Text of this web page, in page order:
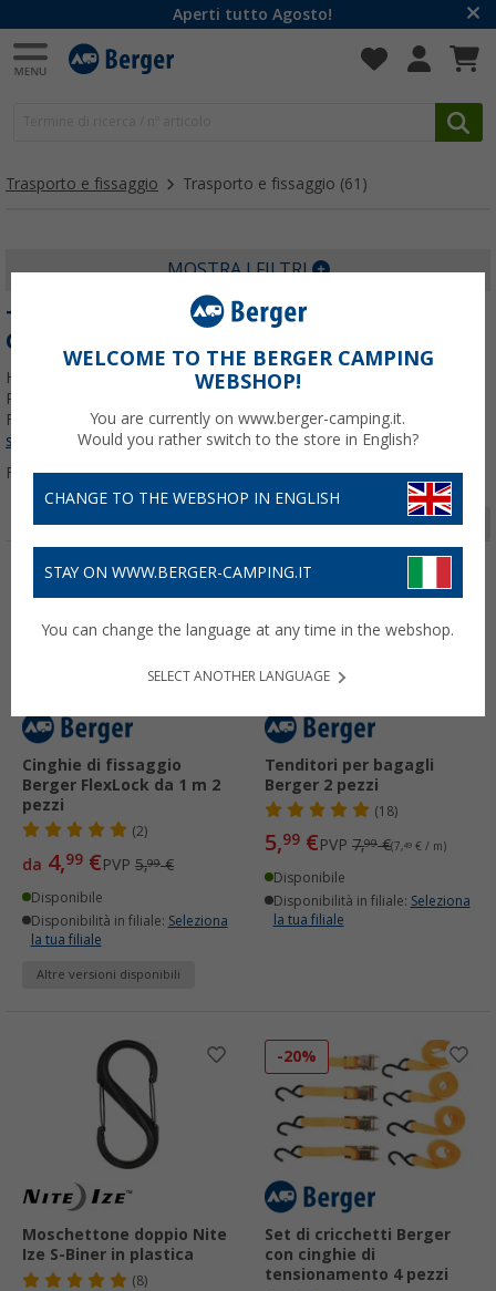
Aperti tutto Agosto!
Trasporto e fissaggio Trasporto e fissaggio (61)
MOSTRA I FILTRI
TRASPORTO E FISSAGGIO PER IL
CAMPEGGIO
Hier findest du Spanngurte, Gepäckspanner, Karabiner, Anti-
Rutschmatten und weiteres Transportzubehör zum Befestigen,
Fixieren und Transportieren deiner Campingausrüstung.
saperne di più suTrasporto e fissaggio ...
Filtrare per:
Pagina 1 da 3
Cinghie di fissaggio
Berger FlexLock da 1 m 2
pezzi
(2)
da 4,99 €PVP 5,99€
Disponibile
Disponibilità in filiale: Seleziona
la tua filiale
Altre versioni disponibili
Tenditori per bagagli
Berger 2 pezzi
(18)
5,99 €PVP 7,99€(7,49 € / m)
Disponibile
Disponibilità in filiale: Seleziona
la tua filiale
Moschettone doppio Nite
Ize S-Biner in plastica
(8)
-20%
Set di cricchetti Berger
con cinghie di
tensionamento 4 pezzi
WELCOME TO THE BERGER CAMPING
WEBSHOP!
You are currently on www.berger-camping.it.
Would you rather switch to the store in English?
CHANGE TO THE WEBSHOP IN ENGLISH
STAY ON WWW.BERGER-CAMPING.IT
You can change the language at any time in the webshop.
SELECT ANOTHER LANGUAGE